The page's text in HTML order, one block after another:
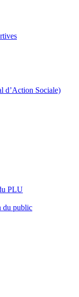
d’Action Sociale)
PLU
du public